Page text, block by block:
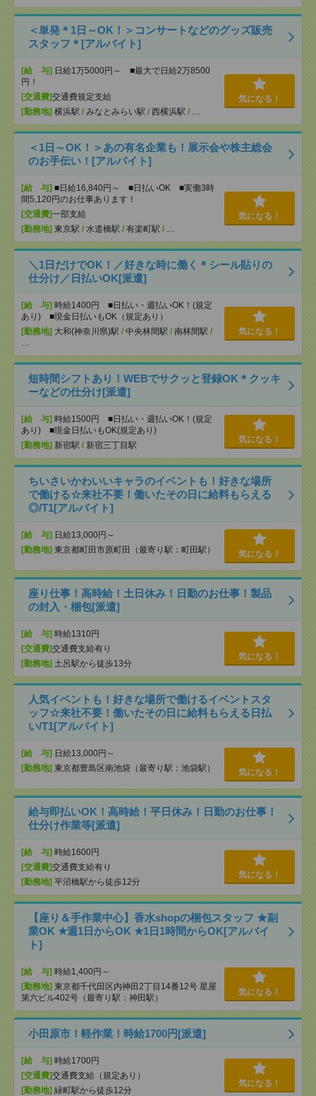
＜単発＊1日～OK！＞コンサートなどのグッズ販売
スタッフ＊[アルバイト]
[給 与] 日給1万5000円～ ■最大で日給2万8500
円！
[交通費]交通費規定支給
[勤務地] 横浜駅 / みなとみらい駅 / 西横浜駅 / …
気になる！
＜1日～OK！＞あの有名企業も！展示会や株主総会
のお手伝い！[アルバイト]
[給 与] ■日給16,840円～ ■日払いOK ■実働3時
間5,120円のお仕事あります！
[交通費]一部支給
[勤務地] 東京駅 / 水道橋駅 / 有楽町駅 / …
気になる！
＼1日だけでOK！／好きな時に働く＊シール貼りの
仕分け／日払いOK[派遣]
[給 与] 時給1400円 ■日払い・週払いOK！(規定
あり) ■現金日払いもOK（規定あり）
[勤務地] 大和(神奈川県)駅 / 中央林間駅 / 南林間駅 /
…
気になる！
短時間シフトあり！WEBでサクッと登録OK＊クッキ
ーなどの仕分け[派遣]
[給 与] 時給1500円 ■日払い・週払いOK！(規定
あり) ■現金日払いもOK(規定あり)
[勤務地] 新宿駅 / 新宿三丁目駅
気になる！
ちいさいかわいいキャラのイベントも！好きな場所
で働ける☆来社不要！働いたその日に給料もらえる
◎/T1[アルバイト]
[給 与] 日給13,000円～
[勤務地] 東京都町田市原町田（最寄り駅：町田駅） 気になる！
座り仕事！高時給！土日休み！日勤のお仕事！製品
の封入・梱包[派遣]
[給 与] 時給1310円
[交通費]交通費支給有り
[勤務地] 土呂駅から徒歩13分
気になる！
人気イベントも！好きな場所で働けるイベントスタ
ッフ☆来社不要！働いたその日に給料もらえる日払
い/T1[アルバイト]
[給 与] 日給13,000円～
[勤務地] 東京都豊島区南池袋（最寄り駅：池袋駅） 気になる！
給与即払いOK！高時給！平日休み！日勤のお仕事！
仕分け作業等[派遣]
[給 与] 時給1600円
[交通費]交通費支給有り
[勤務地] 平沼橋駅から徒歩12分
気になる！
【座り＆手作業中心】香水shopの梱包スタッフ ★副
業OK ★週1日からOK ★1日1時間からOK[アルバイ
ト]
[給 与] 時給1,400円～
[勤務地] 東京都千代田区内神田2丁目14番12号 星屋
第六ビル402号（最寄り駅：神田駅）
気になる！
小田原市！軽作業！時給1700円[派遣]
[給 与] 時給1700円
[交通費]交通費支給（規定あり）
[勤務地] 緑町駅から徒歩12分
気になる！